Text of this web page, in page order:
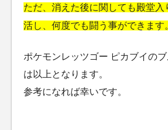
ただ、消えた後に関しても殿堂入
活し、何度でも闘う事ができます
ポケモンレッツゴー ピカブイの
は以上となります。
参考になれば幸いです。